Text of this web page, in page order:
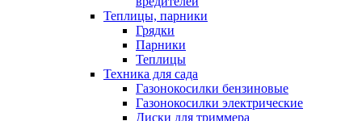
Теплицы, парники
Грядки
Парники
Теплицы
Техника для сада
Газонокосилки бензиновые
Газонокосилки электрические
Диски для триммера